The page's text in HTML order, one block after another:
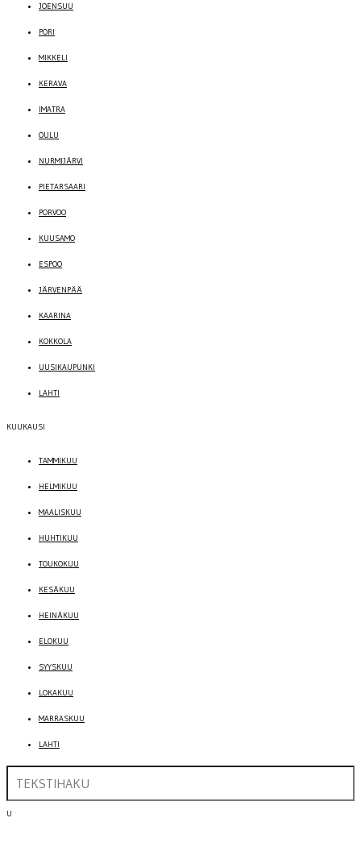
JOENSUU
PORI
MIKKELI
KERAVA
IMATRA
OULU
NURMIJÄRVI
PIETARSAARI
PORVOO
KUUSAMO
ESPOO
JÄRVENPÄÄ
KAARINA
KOKKOLA
UUSIKAUPUNKI
LAHTI
KUUKAUSI
TAMMIKUU
HELMIKUU
MAALISKUU
HUHTIKUU
TOUKOKUU
KESÄKUU
HEINÄKUU
ELOKUU
SYYSKUU
LOKAKUU
MARRASKUU
LAHTI
U